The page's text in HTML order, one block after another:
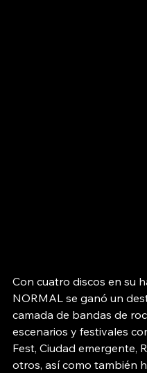
Con cuatro discos en su
NORMAL se ganó un
camada de bandas de
escenarios y festivales
Fest, Ciudad emergente,
otros, así como también